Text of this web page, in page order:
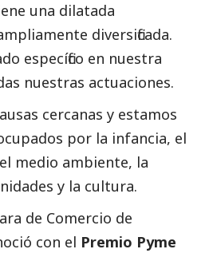
una dilatada
diversificada.
específico en nuestra
nuestras actuaciones.
cercanas y estamos
por la infancia, el
medio ambiente, la
y la cultura.
de Comercio de
con el Premio Pyme